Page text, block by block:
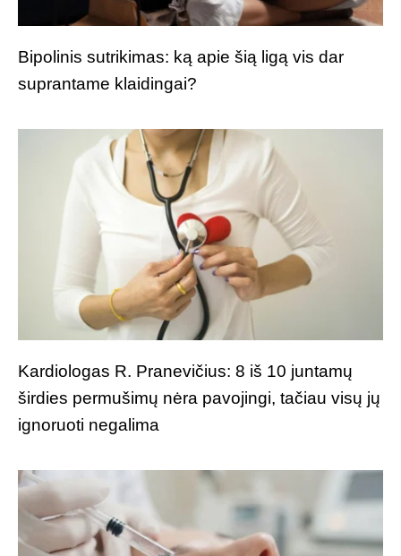
Bipolinis sutrikimas: ką apie šią ligą vis dar
suprantame klaidingai?
Kardiologas R. Pranevičius: 8 iš 10 juntamų
širdies permušimų nėra pavojingi, tačiau visų jų
ignoruoti negalima